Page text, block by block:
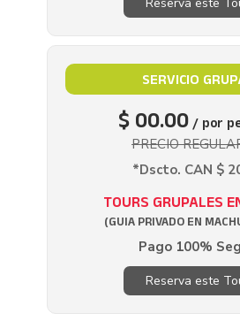
SERVICIO
$ 00.00/ por
PRECIO
*Dscto. CAN $
TOURS GRUPALES
(GUIA PRIVADO EN
Pago 100%
Reserva este